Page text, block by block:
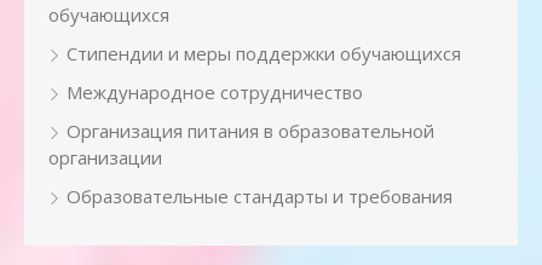
обучающихся
Стипендии и меры поддержки обучающихся
Международное сотрудничество
Организация питания в образовательной
организации
Образовательные стандарты и требования